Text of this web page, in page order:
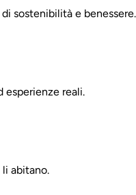
sostenibilità e benessere.
esperienze reali.
abitano.